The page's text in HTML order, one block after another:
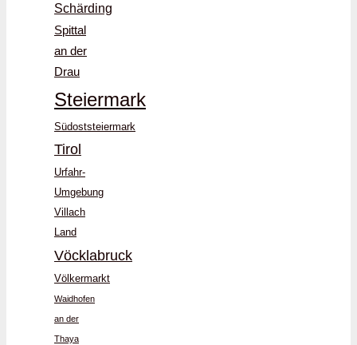
Schärding
Spittal
an der
Drau
Steiermark
Südoststeiermark
Tirol
Urfahr-
Umgebung
Villach
Land
Vöcklabruck
Völkermarkt
Waidhofen
an der
Thaya